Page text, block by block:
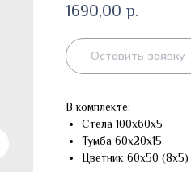
1690,00 р.
Оставить заявку
В комплекте:
Стела 100х60х5
Тумба 60х20х15
Цветник 60х50 (8х5)